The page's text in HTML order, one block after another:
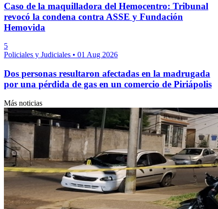
Caso de la maquilladora del Hemocentro: Tribunal
revocó la condena contra ASSE y Fundación
Hemovida
5
Policiales y Judiciales • 01 Aug 2026
Dos personas resultaron afectadas en la madrugada
por una pérdida de gas en un comercio de Piriápolis
Más noticias